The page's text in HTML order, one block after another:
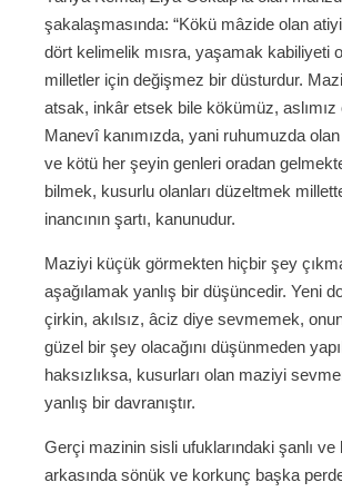
şakalaşmasında: “Kökü mâzide olan
dört kelimelik mısra, yaşamak kabiliyeti
milletler için değişmez bir düsturdur.
atsak, inkâr etsek bile kökümüz, aslımız
Manevî kanımızda, yani ruhumuzda
ve kötü her şeyin genleri oradan
bilmek, kusurlu olanları düzeltmek
inancının şartı, kanunudur.
Maziyi küçük görmekten hiçbir şey
aşağılamak yanlış bir düşüncedir. Yeni
çirkin, akılsız, âciz diye sevmemek,
güzel bir şey olacağını düşünmeden
haksızlıksa, kusurları olan maziyi
yanlış bir davranıştır.
Gerçi mazinin sisli ufuklarındaki şanlı
arkasında sönük ve korkunç başka